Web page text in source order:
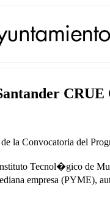
la Convocatoria del
Tecnol�gico de
empresa